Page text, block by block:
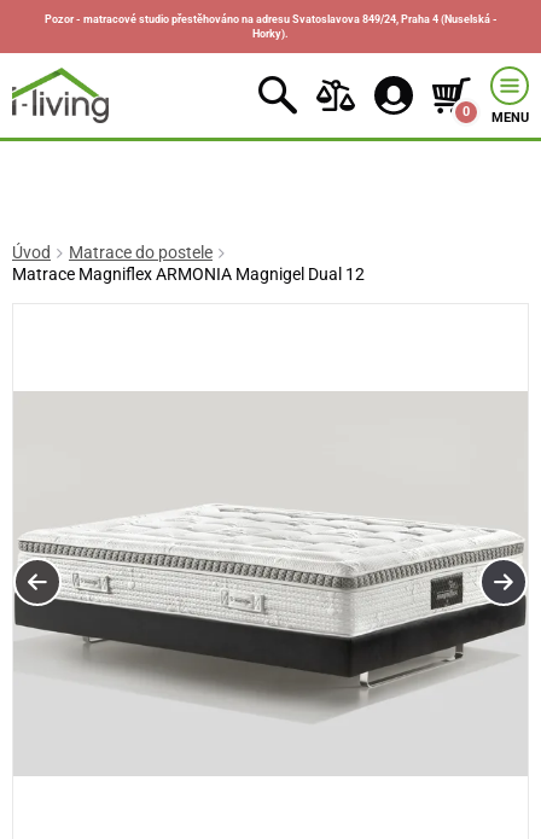
Pozor - matracové studio přestěhováno na adresu Svatoslavova 849/24, Praha 4 (Nuselská -
Horky).
0 MENU
Úvod
Matrace do postele
Matrace Magniflex ARMONIA Magnigel Dual 12